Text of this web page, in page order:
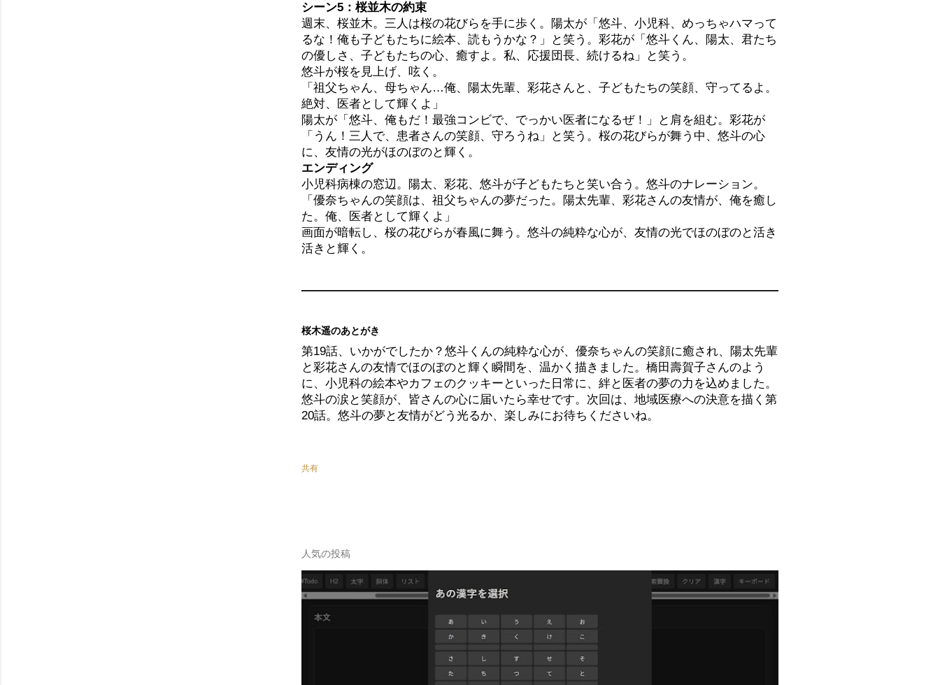
シーン5：桜並木の約束
週末、桜並木。三人は桜の花びらを手に歩く。陽太が「悠斗、小児科、めっちゃハマって
るな！俺も子どもたちに絵本、読もうかな？」と笑う。彩花が「悠斗くん、陽太、君たち
の優しさ、子どもたちの心、癒すよ。私、応援団長、続けるね」と笑う。
悠斗が桜を見上げ、呟く。
「祖父ちゃん、母ちゃん…俺、陽太先輩、彩花さんと、子どもたちの笑顔、守ってるよ。
絶対、医者として輝くよ」
陽太が「悠斗、俺もだ！最強コンビで、でっかい医者になるぜ！」と肩を組む。彩花が
「うん！三人で、患者さんの笑顔、守ろうね」と笑う。桜の花びらが舞う中、悠斗の心
に、友情の光がほのぼのと輝く。
エンディング
小児科病棟の窓辺。陽太、彩花、悠斗が子どもたちと笑い合う。悠斗のナレーション。
「優奈ちゃんの笑顔は、祖父ちゃんの夢だった。陽太先輩、彩花さんの友情が、俺を癒し
た。俺、医者として輝くよ」
画面が暗転し、桜の花びらが春風に舞う。悠斗の純粋な心が、友情の光でほのぼのと活き
活きと輝く。
桜木遥のあとがき
第19話、いかがでしたか？悠斗くんの純粋な心が、優奈ちゃんの笑顔に癒され、陽太先輩
と彩花さんの友情でほのぼのと輝く瞬間を、温かく描きました。橋田壽賀子さんのよう
に、小児科の絵本やカフェのクッキーといった日常に、絆と医者の夢の力を込めました。
悠斗の涙と笑顔が、皆さんの心に届いたら幸せです。次回は、地域医療への決意を描く第
20話。悠斗の夢と友情がどう光るか、楽しみにお待ちくださいね。
共有
人気の投稿